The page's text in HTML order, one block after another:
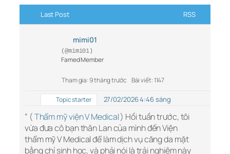
Last Post RSS
mimi01
(@mimi01)
Famed Member
Tham gia: 9 tháng trước Bài viết: 1147
Topic starter 27/02/2026 4:46 sáng
” (Thẩm mỹ viện V Medical) Hồi tuần trước, tôi
vừa đưa cô bạn thân Lan của mình đến Viện
thẩm mỹ V Medical để làm dịch vụ căng da mặt
bằng chỉ sinh học, và phải nói là trải nghiệm này